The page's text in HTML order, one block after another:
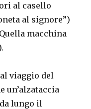
al casello
al signore”)
macchina
viaggio del
un’alzataccia
lungo il